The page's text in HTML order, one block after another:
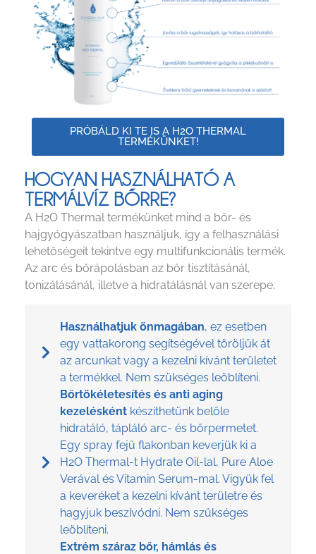
PRÓBÁLD KI TE IS A H2O THERMAL
TERMÉKÜNKET!
HOGYAN HASZNÁLHATÓ A
TERMÁLVÍZ BŐRRE?
A H2O Thermal termékünket mind a bőr- és
hajgyógyászatban használjuk, így a felhasználási
lehetőségeit tekintve egy multifunkcionális termék.
Az arc és bőrápolásban az bőr tisztításánál,
tonizálásánál, illetve a hidratálásnál van szerepe.
Használhatjuk önmagában, ez esetben
egy vattakorong segítségével töröljük át
az arcunkat vagy a kezelni kívánt területet
a termékkel. Nem szükséges leöblíteni.
Bőrtökéletesítés és anti aging
kezelésként készíthetünk belőle
hidratáló, tápláló arc- és bőrpermetet.
Egy spray fejű flakonban keverjük ki a
H2O Thermal-t Hydrate Oil-lal, Pure Aloe
Verával és Vitamin Serum-mal. Vigyük fel
a keveréket a kezelni kívánt területre és
hagyjuk beszívódni. Nem szükséges
leöblíteni.
Extrém száraz bőr, hámlás és